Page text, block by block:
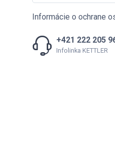
Informácie o ochrane
+421 222 205
Infolinka KETTLER